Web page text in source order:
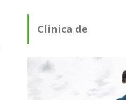
Clinica de
Fisioterapia